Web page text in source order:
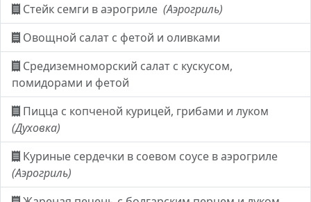
Стейк семги в аэрогриле (Аэрогриль)
Овощной салат с фетой и оливками
Средиземноморский салат с кускусом,
помидорами и фетой
Пицца с копченой курицей, грибами и луком
(Духовка)
Куриные сердечки в соевом соусе в аэрогриле
(Аэрогриль)